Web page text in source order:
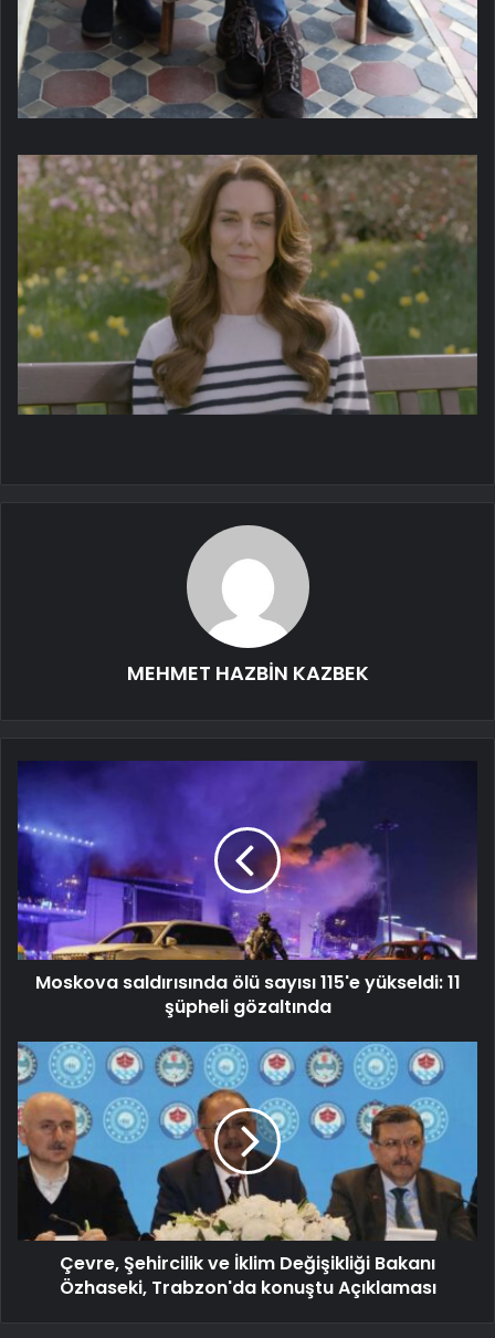
MEHMET HAZBİN KAZBEK
Moskova saldırısında ölü sayısı 115'e yükseldi: 11
şüpheli gözaltında
Çevre, Şehircilik ve İklim Değişikliği Bakanı
Özhaseki, Trabzon'da konuştu Açıklaması